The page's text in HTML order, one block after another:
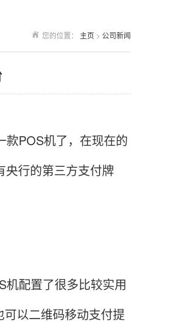
您的位置： 主页 > 公司新闻
款POS机了，在现在的
央行的第三方支付牌
配置了很多比较实用
以二维码移动支付提